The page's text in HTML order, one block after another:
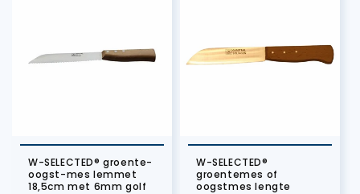
W-SELECTED® groente-
oogst-mes lemmet
18,5cm met 6mm golf
W-SELECTED®
groentemes of
oogstmes lengte